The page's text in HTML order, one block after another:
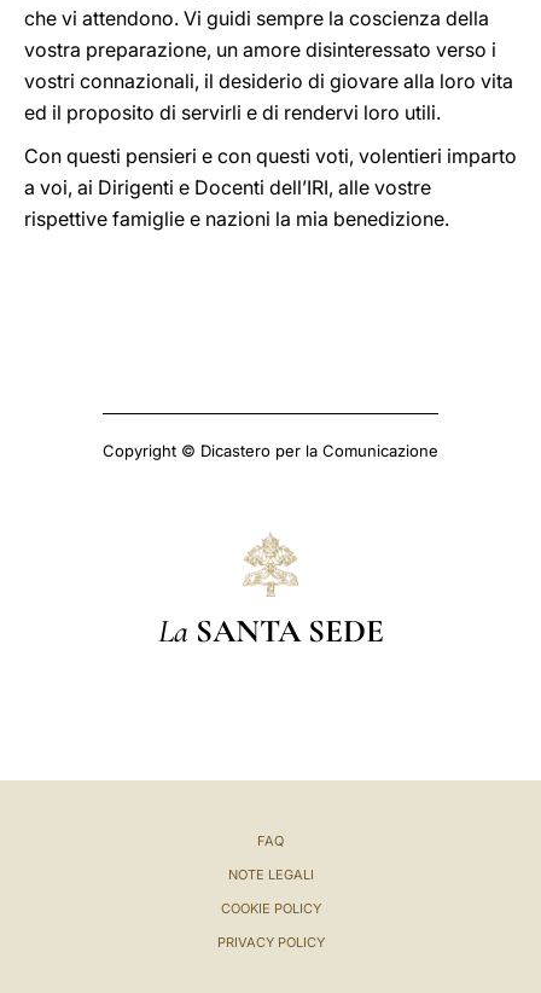
che vi attendono. Vi guidi sempre la coscienza della
vostra preparazione, un amore disinteressato verso i
vostri connazionali, il desiderio di giovare alla loro vita
ed il proposito di servirli e di rendervi loro utili.
Con questi pensieri e con questi voti, volentieri imparto
a voi, ai Dirigenti e Docenti dell’IRI, alle vostre
rispettive famiglie e nazioni la mia benedizione.
Copyright © Dicastero per la Comunicazione
La SANTA SEDE
FAQ
NOTE LEGALI
COOKIE POLICY
PRIVACY POLICY